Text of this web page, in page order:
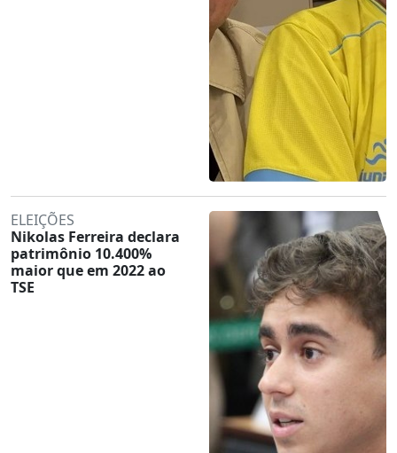
ELEIÇÕES
Nikolas Ferreira declara
patrimônio 10.400%
maior que em 2022 ao
TSE